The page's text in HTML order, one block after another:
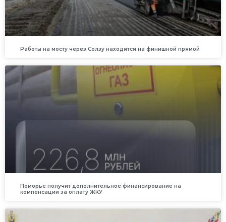
Работы на мосту через Солзу находятся на финишной прямой
Поморье получит дополнительное финансирование на
компенсации за оплату ЖКУ